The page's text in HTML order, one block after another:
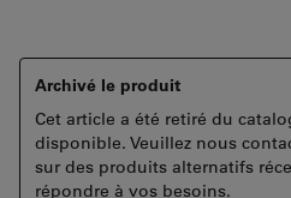
Archivé le produit
Cet article a été retiré du
disponible. Veuillez nous
sur des produits alternatifs
répondre à vos besoins.